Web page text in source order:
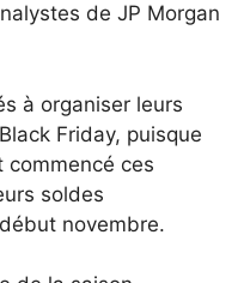
de JP Morgan
à organiser leurs
Friday, puisque
ces
soldes
novembre.